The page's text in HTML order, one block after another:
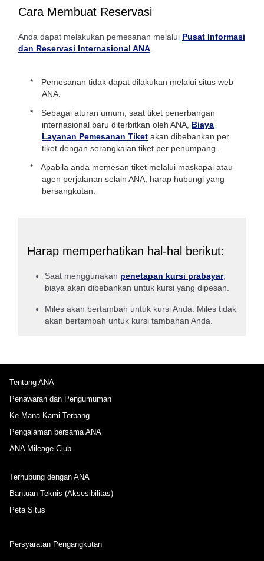
Cara Membuat Reservasi
Anda dapat melakukan pemesanan melalui Pusat Informasi
dan Reservasi Internasional ANA
Pemesanan tidak dapat dilakukan melalui situs web
ANA.
Sebagai aturan umum, saat tiket penerbangan
internasional baru diterbitkan oleh ANA, Biaya
Layanan Pemesanan Tiket akan dibebankan per
tiket dengan serangkaian tiket per penumpang.
Apabila anda memesan tiket melalui maskapai atau
agen perjalanan selain ANA, harap hubungi yang
bersangkutan.
Harap memperhatikan hal-hal berikut:
Saat menggunakan penetapan kursi prabayar,
biaya akan dibebankan untuk kursi yang dipesan.
Miles akan bertambah untuk kursi Anda. Miles tidak
akan bertambah untuk kursi tambahan Anda.
Tentang ANA
Penawaran dan Pengumuman
Ke Mana Kami Terbang
Pengalaman bersama ANA
ANA Mileage Club
Terhubung dengan ANA
Bantuan Teknis (Aksesibilitas)
Peta Situs
Persyaratan Pengangkutan